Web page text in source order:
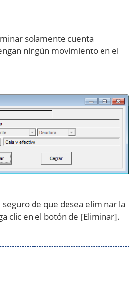
solamente cuenta
ningún movimiento en el
de que desea eliminar la
clic en el botón de [Eliminar].